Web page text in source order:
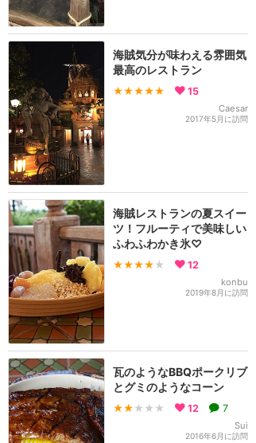
海賊気分が味わえる雰囲気
最高のレストラン
★★★★★ 15
Caesar
2017年5月に訪問
海賊レストランの夏スイー
ツ！フルーティで美味しい
ふわふわかき氷♡
★★★★ ★ 12
konbu
2019年8月に訪問
瓦のようなBBQポークリブ
とグミのようなコーン
★★ ★★★ 12 7
Sui
2016年6月に訪問